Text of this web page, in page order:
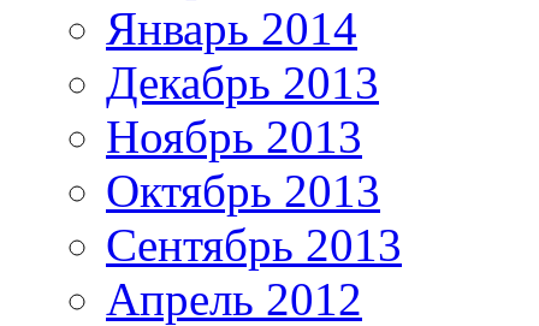
Январь 2014
Декабрь 2013
Ноябрь 2013
Октябрь 2013
Сентябрь 2013
Апрель 2012